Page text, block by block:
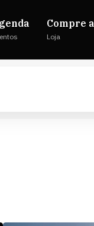
Compre
Loja